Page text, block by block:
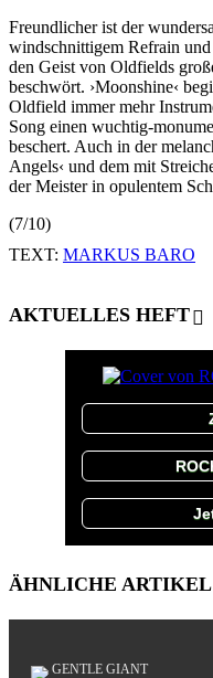
Freundlicher ist der
windschnittigem Refrain
den Geist von Oldfields
beschwört. ›Moonshine‹
Oldfield immer mehr
Song einen wuchtig-
beschert. Auch in der
Angels‹ und dem mit
der Meister in opulentem
(7/10)
TEXT: MARKUS BARO
AKTUELLES HEFT
ÄHNLICHE ARTIKEL
GENTLE GIANT